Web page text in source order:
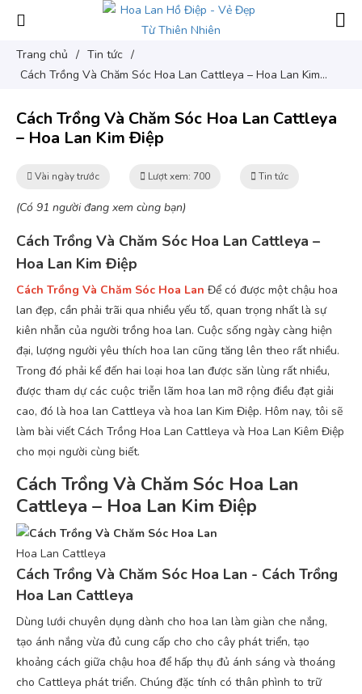
Trang chủ / Tin tức /
Cách Trồng Và Chăm Sóc Hoa Lan Cattleya – Hoa Lan Kim
Cách Trồng Và Chăm Sóc Hoa Lan Cattleya
– Hoa Lan Kim Điệp
Vài ngày trước Lượt xem: 700 Tin tức
(Có 91 người đang xem cùng bạn)
Cách Trồng Và Chăm Sóc Hoa Lan Cattleya –
Hoa Lan Kim Điệp
Cách Trồng Và Chăm Sóc Hoa Lan Để có được một chậu hoa
lan đẹp, cần phải trãi qua nhiều yếu tố, quan trọng nhất là sự
kiên nhẫn của người trồng hoa lan. Cuộc sống ngày càng hiện
đại, lượng người yêu thích hoa lan cũng tăng lên theo rất nhiều.
Trong đó phải kể đến hai loại hoa lan được săn lùng rất nhiều,
được tham dự các cuộc triễn lãm hoa lan mỡ rộng điều đạt giải
cao, đó là hoa lan Cattleya và hoa lan Kim Điệp. Hôm nay, tôi sẽ
làm bài viết Cách Trồng Hoa Lan Cattleya và Hoa Lan Kiêm Điệp
cho mọi người cùng biết.
Cách Trồng Và Chăm Sóc Hoa Lan
Cattleya – Hoa Lan Kim Điệp
Hoa Lan Cattleya
Cách Trồng Và Chăm Sóc Hoa Lan - Cách Trồng
Hoa Lan Cattleya
Dùng lưới chuyên dụng dành cho hoa lan làm giàn che nắng,
tạo ánh nắng vừa đủ cung cấp cho cho cây phát triển, tạo
khoảng cách giữa chậu hoa để hấp thụ đủ ánh sáng và thoáng
cho Cattleya phát triển. Chúng đặc tính có thân phình to trữ